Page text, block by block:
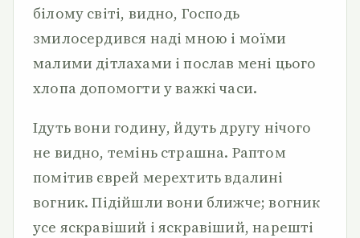
білому світі, видно, Господь
змилосердився наді мною і моїми
малими дітлахами і послав мені цього
хлопа допомогти у важкі часи.
Ідуть вони годину, йдуть другу нічого
не видно, темінь страшна. Раптом
помітив єврей мерехтить вдалині
вогник. Підійшли вони ближче; вогник
усе яскравіший і яскравіший, нарешті